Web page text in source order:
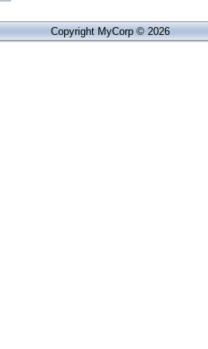
Copyright MyCorp © 2026